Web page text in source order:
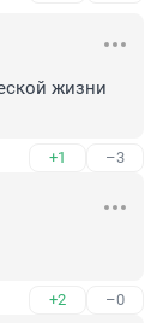
жизни
+1 –3
+2 –0